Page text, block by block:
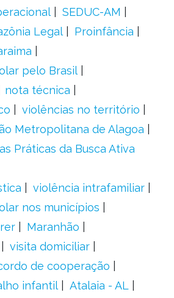
SEDUC-AM
Legal
Proinfância
pelo Brasil
nota técnica
violências no território
Metropolitana de Alagoa
Práticas da Busca Ativa
violência intrafamiliar
nos municípios
Maranhão
visita domiciliar
de cooperação
infantil
Atalaia - AL